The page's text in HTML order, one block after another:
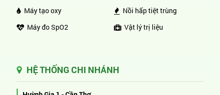
Máy tạo oxy
Máy đo SpO2
Nồi hấp tiệt trùng
Vật lý trị liệu
HỆ THỐNG CHI NHÁNH